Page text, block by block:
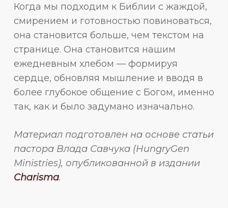
Когда мы подходим к Библии с жаждой,
смирением и готовностью повиноваться,
она становится больше, чем текстом на
странице. Она становится нашим
ежедневным хлебом — формируя
сердце, обновляя мышление и вводя в
более глубокое общение с Богом, именно
так, как и было задумано изначально.
Материал подготовлен на основе статьи
пастора Влада Савчука (HungryGen
Ministries), опубликованной в издании
Charisma.